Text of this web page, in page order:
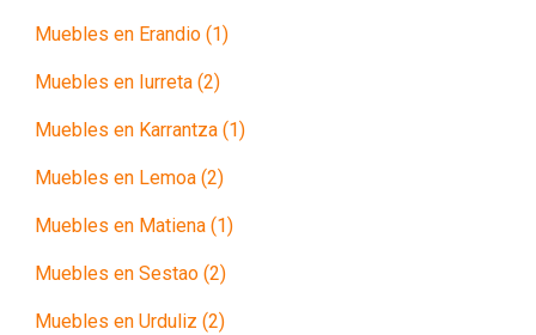
Muebles en Erandio (1)
Muebles en Iurreta (2)
Muebles en Karrantza (1)
Muebles en Lemoa (2)
Muebles en Matiena (1)
Muebles en Sestao (2)
Muebles en Urduliz (2)